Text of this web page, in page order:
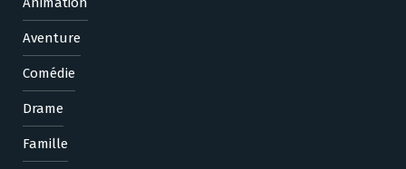
Aventure
Comédie
Drame
Famille